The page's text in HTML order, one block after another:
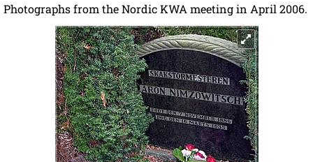
Photographs from the Nordic KWA meeting in April 2006.